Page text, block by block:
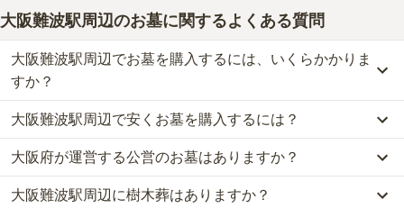
大阪難波駅周辺のお墓に関するよくある質問
大阪難波駅周辺でお墓を購入するには、いくらかかりま
すか？
大阪難波駅周辺での購入費用の目安は、一般墓が約287万円、樹木
葬が約72万円、納骨堂が約60万円、永代供養墓が約19万円です。
一般墓を建てる場合は、「永代使用料（土地代）」と「墓石代」の
2つが主な費用となります。
大阪難波駅周辺の一般墓の永代使用料の平均は
で、墓石代
大阪難波駅周辺で安くお墓を購入するには？
大阪難波駅周辺で一番安価なお墓は、齢延寺 樹木葬 で、8
万円からお求めいただけます。
一般的に最も費用を抑えられるのは、他の方のご遺骨と一緒に埋葬
大阪府が運営する公営のお墓はありますか？
大阪難波駅周辺には、公営の霊園の掲載がありません。
大阪難波駅周辺に樹木葬はありますか？